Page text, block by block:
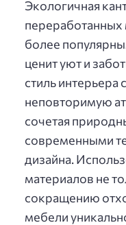
Экологичная
переработанных
более
ценит уют и
стиль интерьера
неповторимую
сочетая
современными
дизайна.
материалов не
сокращению
мебели